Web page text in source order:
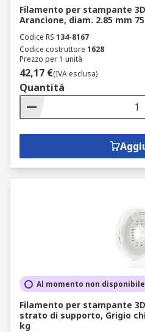
Filamento per stampante
Arancione, diam. 2.85 mm
Codice RS 134-8167
Codice costruttore 1628
Prezzo per 1 unità
42,17 €(IVA esclusa)
Quantità
Al momento non disponibile
Filamento per stampante
strato di supporto, Grigio
kg